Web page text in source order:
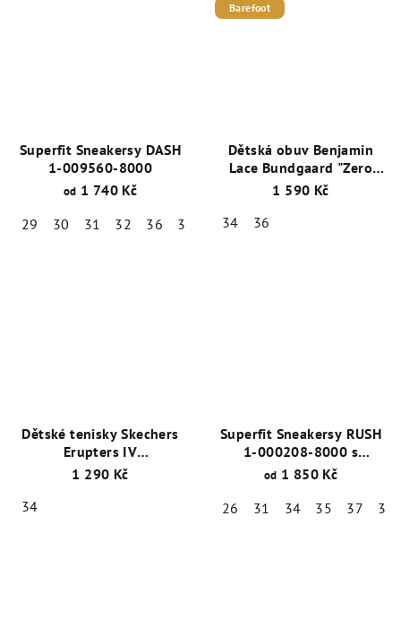
Superfit Sneakersy DASH
1-009560-8000
od 1 740 Kč
29
30 31 32 36 38
Barefoot
Dětská obuv Benjamin
Lace Bundgaard "Zero
Heel" BG101145-138
1 590 Kč
34
36
Dětské tenisky Skechers
Erupters IV
400125L/BKLM
1 290 Kč
34
Superfit Sneakersy RUSH
1-000208-8000 s
membránou Sympatex®
od 1 850 Kč
26
31 34 35 37 38